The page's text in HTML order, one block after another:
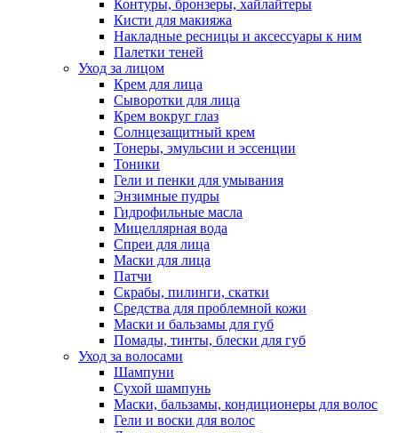
Контуры, бронзеры, хайлайтеры
Кисти для макияжа
Накладные ресницы и аксессуары к ним
Палетки теней
Уход за лицом
Крем для лица
Сыворотки для лица
Крем вокруг глаз
Солнцезащитный крем
Тонеры, эмульсии и эссенции
Тоники
Гели и пенки для умывания
Энзимные пудры
Гидрофильные масла
Мицеллярная вода
Спреи для лица
Маски для лица
Патчи
Скрабы, пилинги, скатки
Средства для проблемной кожи
Маски и бальзамы для губ
Помады, тинты, блески для губ
Уход за волосами
Шампуни
Сухой шампунь
Маски, бальзамы, кондиционеры для волос
Гели и воски для волос